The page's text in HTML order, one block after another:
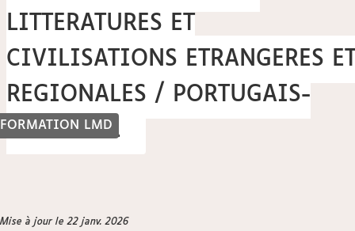
FORMATION LMD
LITTERATURES ET
CIVILISATIONS ETRANGERES
REGIONALES / PORTUGAIS-
ESPAGNOL
Vous
Accueil
Mise à jour le 22 janv. 2026